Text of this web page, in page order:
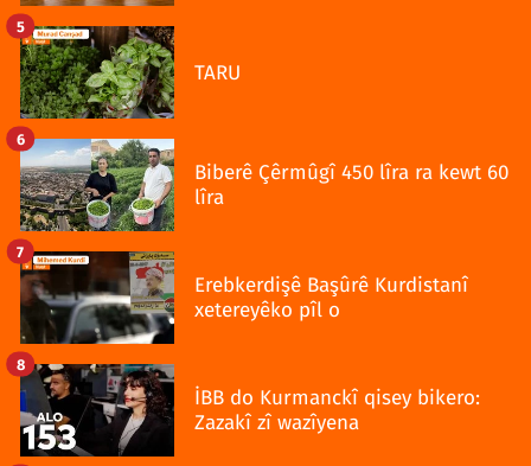
TARU
5
Biberê Çêrmûgî 450 lîra ra kewt 60
lîra
6
Erebkerdişê Başûrê Kurdistanî
xetereyêko pîl o
7
İBB do Kurmanckî qisey bikero:
Zazakî zî wazîyena
8